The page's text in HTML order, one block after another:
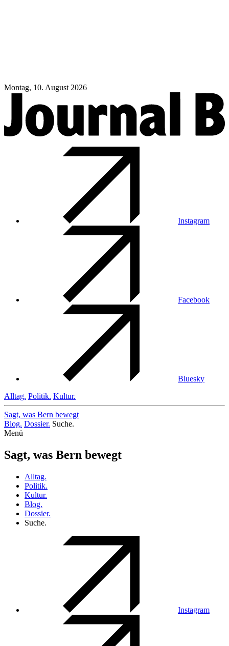
Montag, 10. August 2026
Instagram
Facebook
Bluesky
Alltag. Politik. Kultur.
Sagt, was Bern bewegt
Blog. Dossier. Suche.
Menü
Sagt, was Bern bewegt
Alltag.
Politik.
Kultur.
Blog.
Dossier.
Suche.
Instagram